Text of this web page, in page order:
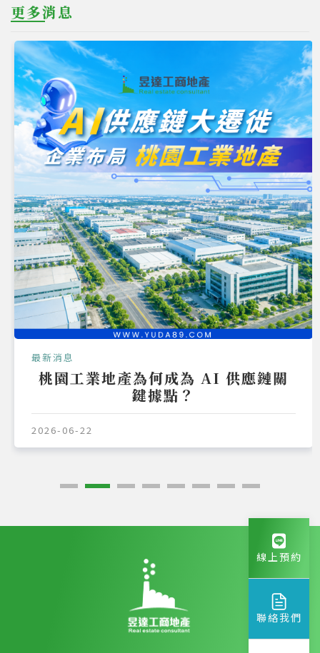
更多消息
最新消息
桃園工業地產為何成為 AI 供應鏈關
鍵據點？
2026-06-22
線上預約
聯絡我們